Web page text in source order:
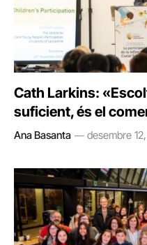
Cath Larkins:
suficient, és el
Ana Basanta desembre